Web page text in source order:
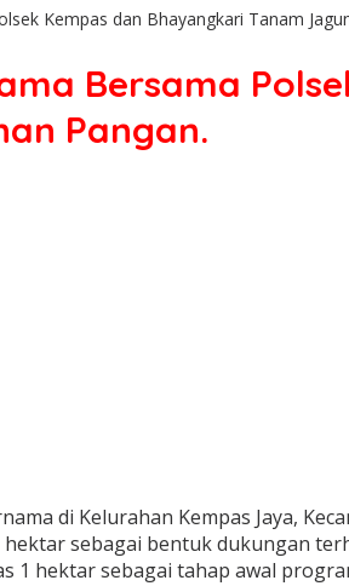
Kempas dan Bhayangkari Tanam
Bersama
Pangan.
di Kelurahan Kempas Jaya,
sebagai bentuk dukungan
1 hektar sebagai tahap awal